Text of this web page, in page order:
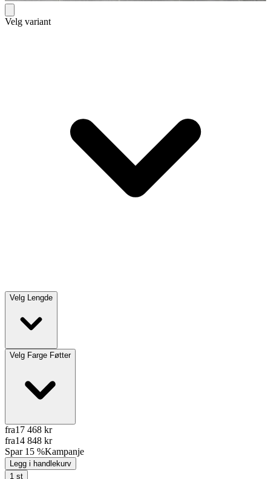
Velg variant
Velg Lengde
Velg Farge Føtter
fra17 468 kr
fra14 848 kr
Spar 15 %Kampanje
Legg i handlekurv
1 st